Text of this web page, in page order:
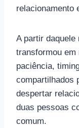
relacionamento
A partir daquele
transformou em
paciência,
compartilhados
despertar
duas pessoas
comum.